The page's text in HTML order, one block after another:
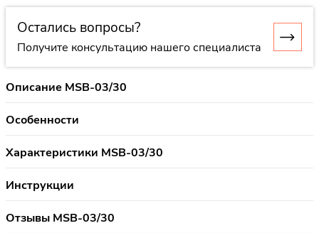
Остались вопросы?
Получите консультацию нашего специалиста
Описание MSB-03/30
Особенности
Характеристики MSB-03/30
Инструкции
Отзывы MSB-03/30